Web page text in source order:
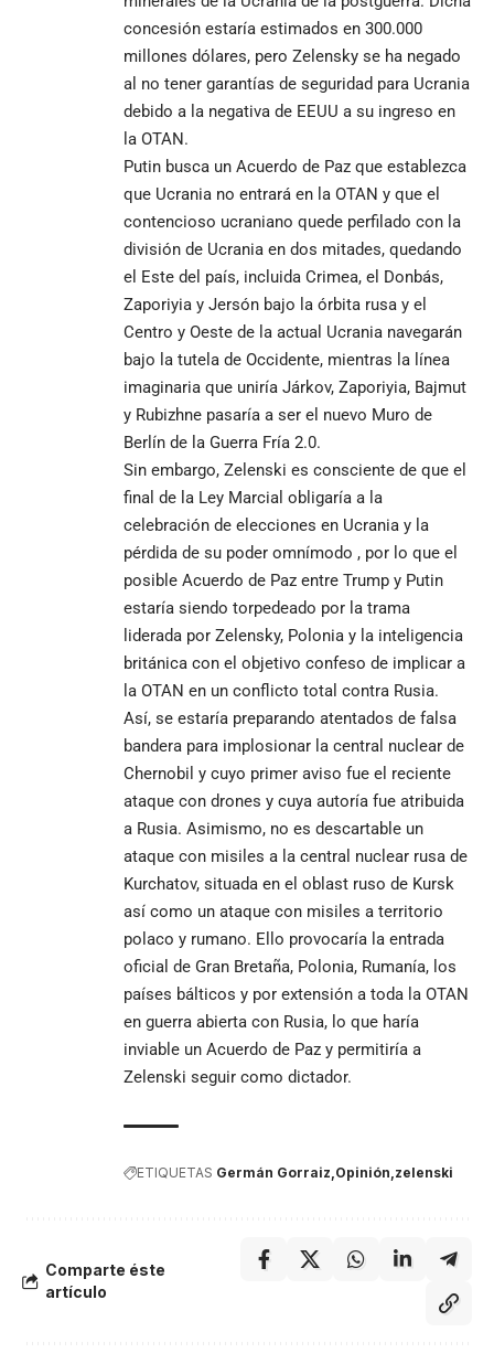
concesión estaría estimados en 300.000
millones dólares, pero Zelensky se ha negado
al no tener garantías de seguridad para Ucrania
debido a la negativa de EEUU a su ingreso en
la OTAN.
Putin busca un Acuerdo de Paz que establezca
que Ucrania no entrará en la OTAN y que el
contencioso ucraniano quede perfilado con la
división de Ucrania en dos mitades, quedando
el Este del país, incluida Crimea, el Donbás,
Zaporiyia y Jersón bajo la órbita rusa y el
Centro y Oeste de la actual Ucrania navegarán
bajo la tutela de Occidente, mientras la línea
imaginaria que uniría Járkov, Zaporiyia, Bajmut
y Rubizhne pasaría a ser el nuevo Muro de
Berlín de la Guerra Fría 2.0.
Sin embargo, Zelenski es consciente de que el
final de la Ley Marcial obligaría a la
celebración de elecciones en Ucrania y la
pérdida de su poder omnímodo , por lo que el
posible Acuerdo de Paz entre Trump y Putin
estaría siendo torpedeado por la trama
liderada por Zelensky, Polonia y la inteligencia
británica con el objetivo confeso de implicar a
la OTAN en un conflicto total contra Rusia.
Así, se estaría preparando atentados de falsa
bandera para implosionar la central nuclear de
Chernobil y cuyo primer aviso fue el reciente
ataque con drones y cuya autoría fue atribuida
a Rusia. Asimismo, no es descartable un
ataque con misiles a la central nuclear rusa de
Kurchatov, situada en el oblast ruso de Kursk
así como un ataque con misiles a territorio
polaco y rumano. Ello provocaría la entrada
oficial de Gran Bretaña, Polonia, Rumanía, los
países bálticos y por extensión a toda la OTAN
en guerra abierta con Rusia, lo que haría
inviable un Acuerdo de Paz y permitiría a
Zelenski seguir como dictador.
ETIQUETAS Germán Gorraiz Opinión zelenski
Comparte éste
artículo